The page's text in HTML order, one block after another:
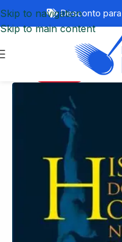
Skip to navigation
Skip to main content
Desconto